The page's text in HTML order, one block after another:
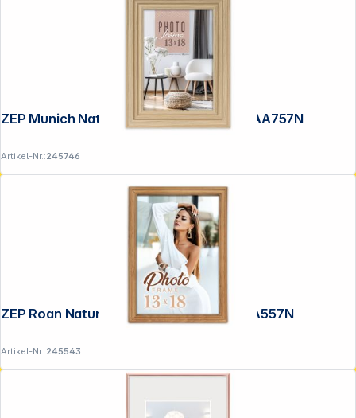
ZEP Munich Natural 13x18 Holz Rahmen AA757N
Artikel-Nr.:245746
ZEP Roan Natural 13x18 Holz Rahmen WA557N
Artikel-Nr.:245543